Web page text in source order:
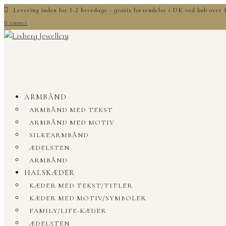
Levering inden for 1-2 hverdage - gratis forsendelse i DK ved køb
0 emner
ARMBÅND
ARMBÅND MED TEKST
ARMBÅND MED MOTIV
SILKEARMBÅND
ÆDELSTEN
ARMBÅND
HALSKÆDER
KÆDER MED TEKST/TITLER
KÆDER MED MOTIV/SYMBOLER
FAMILY/LIFE-KÆDER
ÆDELSTEN